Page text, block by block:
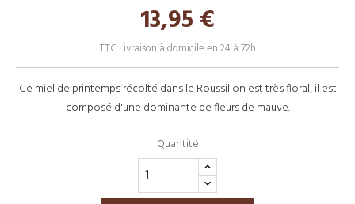
13,95 €
TTCLivraison à domicile en 24 à 72h
Ce miel de printemps récolté dans le Roussillon est très floral, il est
composé d'une dominante de fleurs de mauve.
Quantité